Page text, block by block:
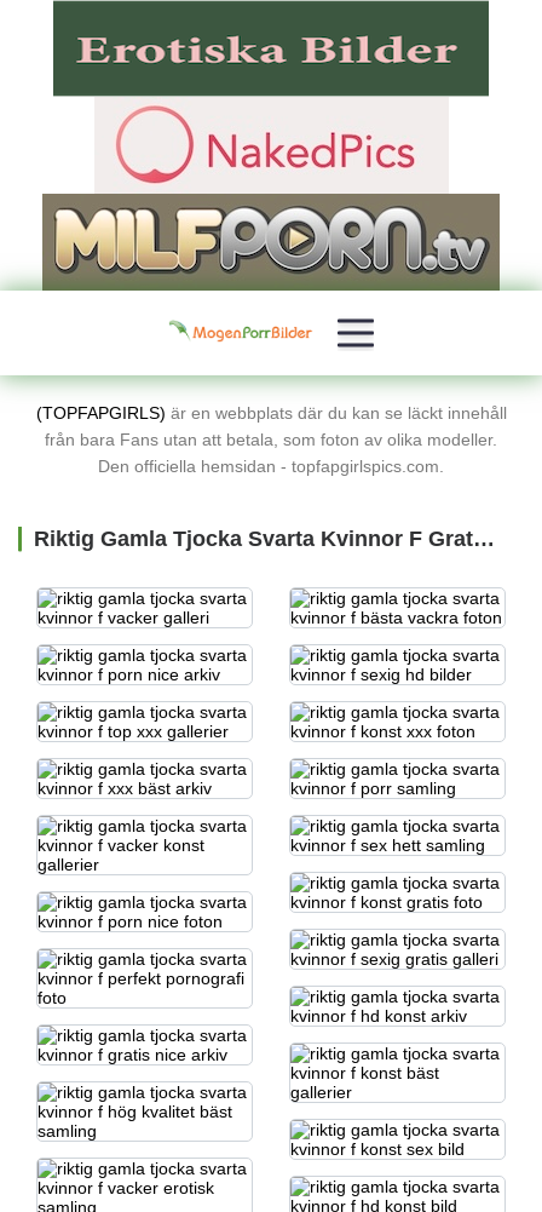
(TOPFAPGIRLS) är en webbplats där du kan se läckt innehåll
från bara Fans utan att betala, som foton av olika modeller.
Den officiella hemsidan - topfapgirlspics.com.
Riktig Gamla Tjocka Svarta Kvinnor F Gratis Porrbilder